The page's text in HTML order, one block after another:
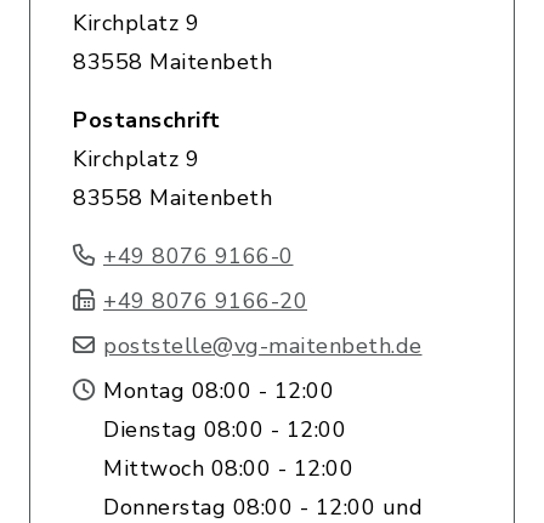
Kirchplatz 9
83558 Maitenbeth
Postanschrift
Kirchplatz 9
83558 Maitenbeth
+49 8076 9166-0
+49 8076 9166-20
poststelle@vg-maitenbeth.de
Montag 08:00 - 12:00
Dienstag 08:00 - 12:00
Mittwoch 08:00 - 12:00
Donnerstag 08:00 - 12:00 und